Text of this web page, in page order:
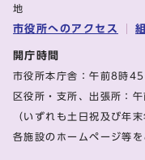
地
市役所へのアクセス
開庁時間
市役所本庁舎：午前8時
区役所・支所、出張所：
（いずれも土日祝及び年
各施設のホームページ等を